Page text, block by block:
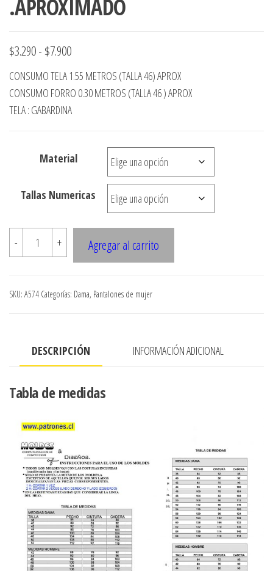
.APROXIMADO
$3.290- $7.900Rango
de
precios:
desde
hasta
CONSUMO TELA 1.55 METROS (TALLA 46) APROX
CONSUMO FORRO 0.30 METROS (TALLA 46 ) APROX
TELA : GABARDINA
Material
Tallas Numericas
-
A574
PANTALON
TIRO
CINTURA
CMS
cantidad
+ Agregar al carrito
SKU: A574 Categorías: Dama, Pantalones de mujer
DESCRIPCIÓN INFORMACIÓN ADICIONAL
Tabla de medidas